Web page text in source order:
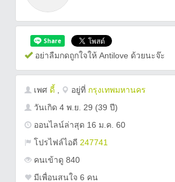
อย่าลืมกดถูกใจให้ Antilove ด้วยนะจ๊ะ
เพศ ดี้ อยู่ที่ กรุงเทพมหานคร
วันเกิด 4 พ.ย. 29 (39 ปี)
ออนไลน์ล่าสุด 16 ม.ค. 60
โปรไฟล์ไอดี 247741
คนเข้าดู 840
มีเพื่อนสนใจ 6 คน